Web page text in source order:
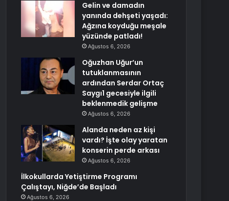
Gelin ve damadın
yanında dehşeti yaşadı:
Ağzına koyduğu meşale
yüzünde patladı!
Ağustos 6, 2026
Oğuzhan Uğur’un
tutuklanmasının
ardından Serdar Ortaç
Saygı1 gecesiyle ilgili
beklenmedik gelişme
Ağustos 6, 2026
Alanda neden az kişi
vardı? İşte olay yaratan
konserin perde arkası
Ağustos 6, 2026
İlkokullarda Yetiştirme Programı
Çalıştayı, Niğde’de Başladı
Ağustos 6, 2026